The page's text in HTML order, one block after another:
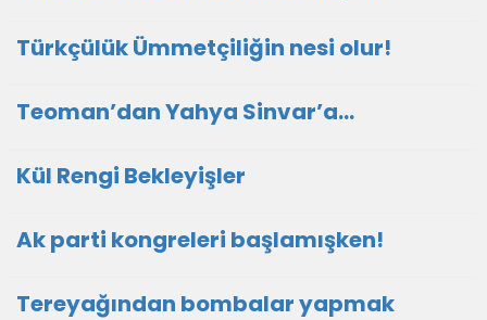
Türkçülük Ümmetçiliğin nesi olur!
Teoman’dan Yahya Sinvar’a…
Kül Rengi Bekleyişler
Ak parti kongreleri başlamışken!
Tereyağından bombalar yapmak